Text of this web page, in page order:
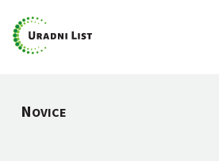
NOVICE